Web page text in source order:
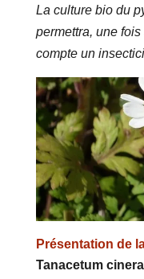
La culture bio du
permettra, une
compte un
Présentation de
Tanacetum